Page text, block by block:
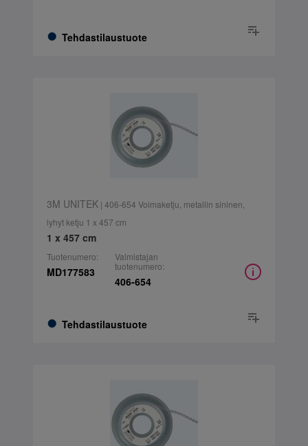
Tehdastilaustuote
3M UNITEK| 406-654 Voimaketju, metallin sininen,
lyhyt ketju 1 x 457 cm
1 x 457 cm
Tuotenumero:
MD177583
Tehdastilaustuote
Valmistajan
tuotenumero:
406-654